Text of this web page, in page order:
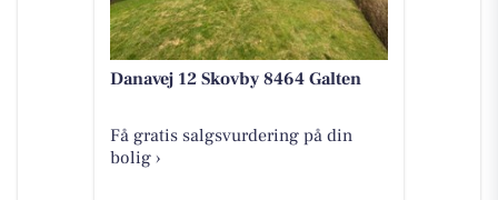
Danavej 12 Skovby 8464 Galten
Få gratis salgsvurdering på din
bolig ›